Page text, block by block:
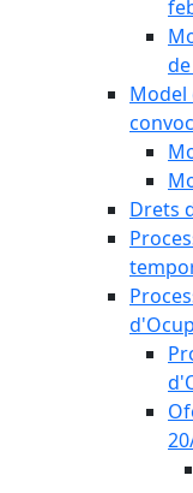
Model
Drets